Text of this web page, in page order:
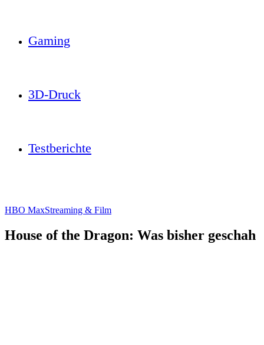
Gaming
3D-Druck
Testberichte
HBO MaxStreaming & Film
House of the Dragon: Was bisher geschah